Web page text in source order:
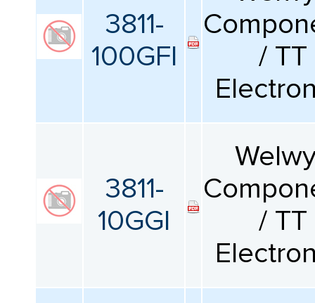
ПРОИЗВОДИТЕЛЕЙ
Серия
Все
Номинальная мощность
Все
3811-
100GFI
/ TT
3811-
10GGI
/ TT